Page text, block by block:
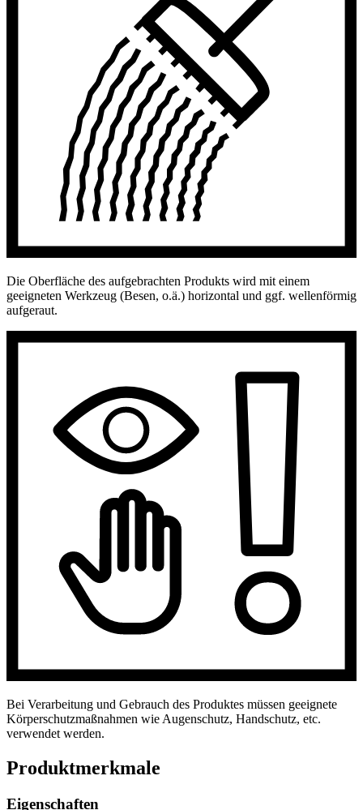
Die Oberfläche des aufgebrachten Produkts wird mit einem
geeigneten Werkzeug (Besen, o.ä.) horizontal und ggf. wellenförmig
aufgeraut.
Bei Verarbeitung und Gebrauch des Produktes müssen geeignete
Körperschutzmaßnahmen wie Augenschutz, Handschutz, etc.
verwendet werden.
Produktmerkmale
Eigenschaften